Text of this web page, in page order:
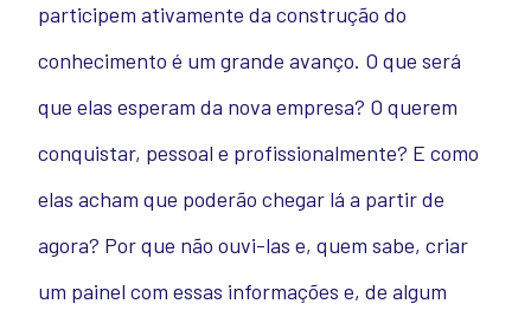
participem ativamente da construção do
conhecimento é um grande avanço. O que será
que elas esperam da nova empresa? O querem
conquistar, pessoal e profissionalmente? E como
elas acham que poderão chegar lá a partir de
agora? Por que não ouvi-las e, quem sabe, criar
um painel com essas informações e, de algum